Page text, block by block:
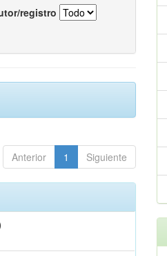
registro
Anterior 1 Siguiente